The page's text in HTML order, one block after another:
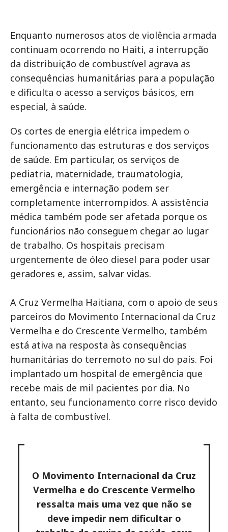
Enquanto numerosos atos de violência armada
continuam ocorrendo no Haiti, a interrupção
da distribuição de combustível agrava as
consequências humanitárias para a população
e dificulta o acesso a serviços básicos, em
especial, à saúde.
Os cortes de energia elétrica impedem o
funcionamento das estruturas e dos serviços
de saúde. Em particular, os serviços de
pediatria, maternidade, traumatologia,
emergência e internação podem ser
completamente interrompidos. A assistência
médica também pode ser afetada porque os
funcionários não conseguem chegar ao lugar
de trabalho. Os hospitais precisam
urgentemente de óleo diesel para poder usar
geradores e, assim, salvar vidas.
A Cruz Vermelha Haitiana, com o apoio de seus
parceiros do Movimento Internacional da Cruz
Vermelha e do Crescente Vermelho, também
está ativa na resposta às consequências
humanitárias do terremoto no sul do país. Foi
implantado um hospital de emergência que
recebe mais de mil pacientes por dia. No
entanto, seu funcionamento corre risco devido
à falta de combustível.
O Movimento Internacional da Cruz
Vermelha e do Crescente Vermelho
ressalta mais uma vez que não se
deve impedir nem dificultar o